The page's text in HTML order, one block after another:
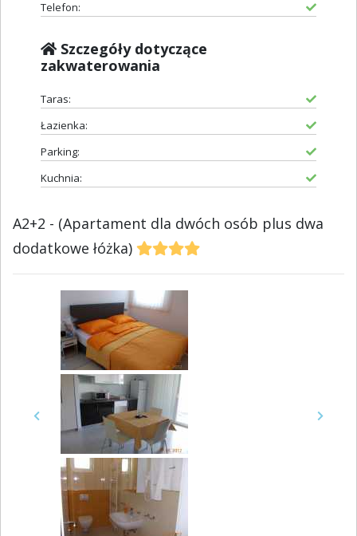
Telefon:
Szczegóły dotyczące
zakwaterowania
Taras:
Łazienka:
Parking:
Kuchnia:
A2+2 - (Apartament dla dwóch osób plus dwa
dodatkowe łóżka)
Previous Next